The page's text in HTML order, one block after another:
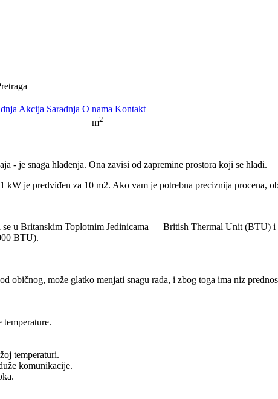
Akcija Saradnja O nama Kontakt
m2
- je snaga hlađenja. Ona zavisi od zapremine prostora koji se hladi.
kW je predviđen za 10 m2. Ako vam je potrebna preciznija procena,
se u Britanskim Toplotnim Jedinicama — British Thermal Unit
BTU).
običnog, može glatko menjati snagu rada, i zbog toga ima niz
temperature.
temperaturi.
komunikacije.